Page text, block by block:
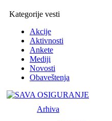
Kategorije vesti
Akcije
Aktivnosti
Ankete
Mediji
Novosti
Obaveštenja
Arhiva